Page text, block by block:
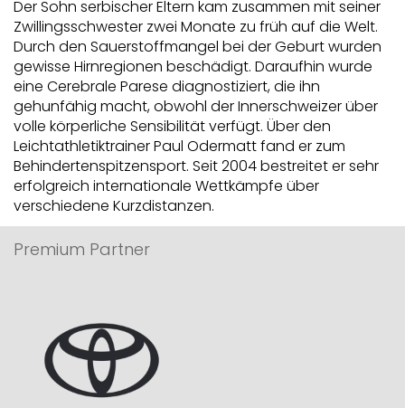
Der Sohn serbischer Eltern kam zusammen mit seiner
Zwillingsschwester zwei Monate zu früh auf die Welt.
Durch den Sauerstoffmangel bei der Geburt wurden
gewisse Hirnregionen beschädigt. Daraufhin wurde
eine Cerebrale Parese diagnostiziert, die ihn
gehunfähig macht, obwohl der Innerschweizer über
volle körperliche Sensibilität verfügt. Über den
Leichtathletiktrainer Paul Odermatt fand er zum
Behindertenspitzensport. Seit 2004 bestreitet er sehr
erfolgreich internationale Wettkämpfe über
verschiedene Kurzdistanzen.
Premium Partner